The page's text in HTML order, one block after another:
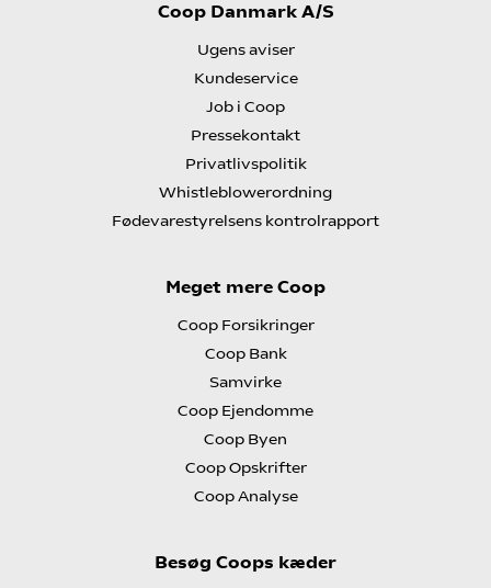
Coop Danmark A/S
Ugens aviser
Kundeservice
Job i Coop
Pressekontakt
Privatlivspolitik
Whistleblowerordning
Fødevarestyrelsens kontrolrapport
Meget mere Coop
Coop Forsikringer
Coop Bank
Samvirke
Coop Ejendomme
Coop Byen
Coop Opskrifter
Coop Analyse
Besøg Coops kæder